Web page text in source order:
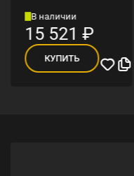
В наличии
15 521 ₽
КУПИТЬ